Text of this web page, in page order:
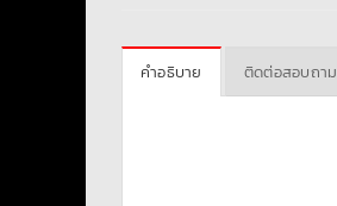
คำอธิบาย ติดต่อสอบถาม